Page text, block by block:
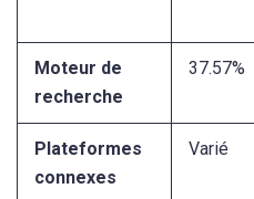
Moteur de
recherche
37.57%
Plateformes
connexes
Varié